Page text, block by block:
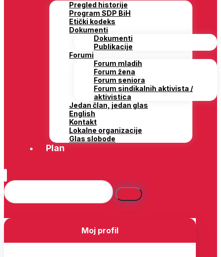
Pregled historije
Program SDP BiH
Etički kodeks
Dokumenti
Dokumenti
Publikacije
Forumi
Forum mladih
Forum žena
Forum seniora
Forum sindikalnih aktivista /
aktivistica
Jedan član, jedan glas
English
Kontakt
Lokalne organizacije
Glas slobode
Plan
Moj profil